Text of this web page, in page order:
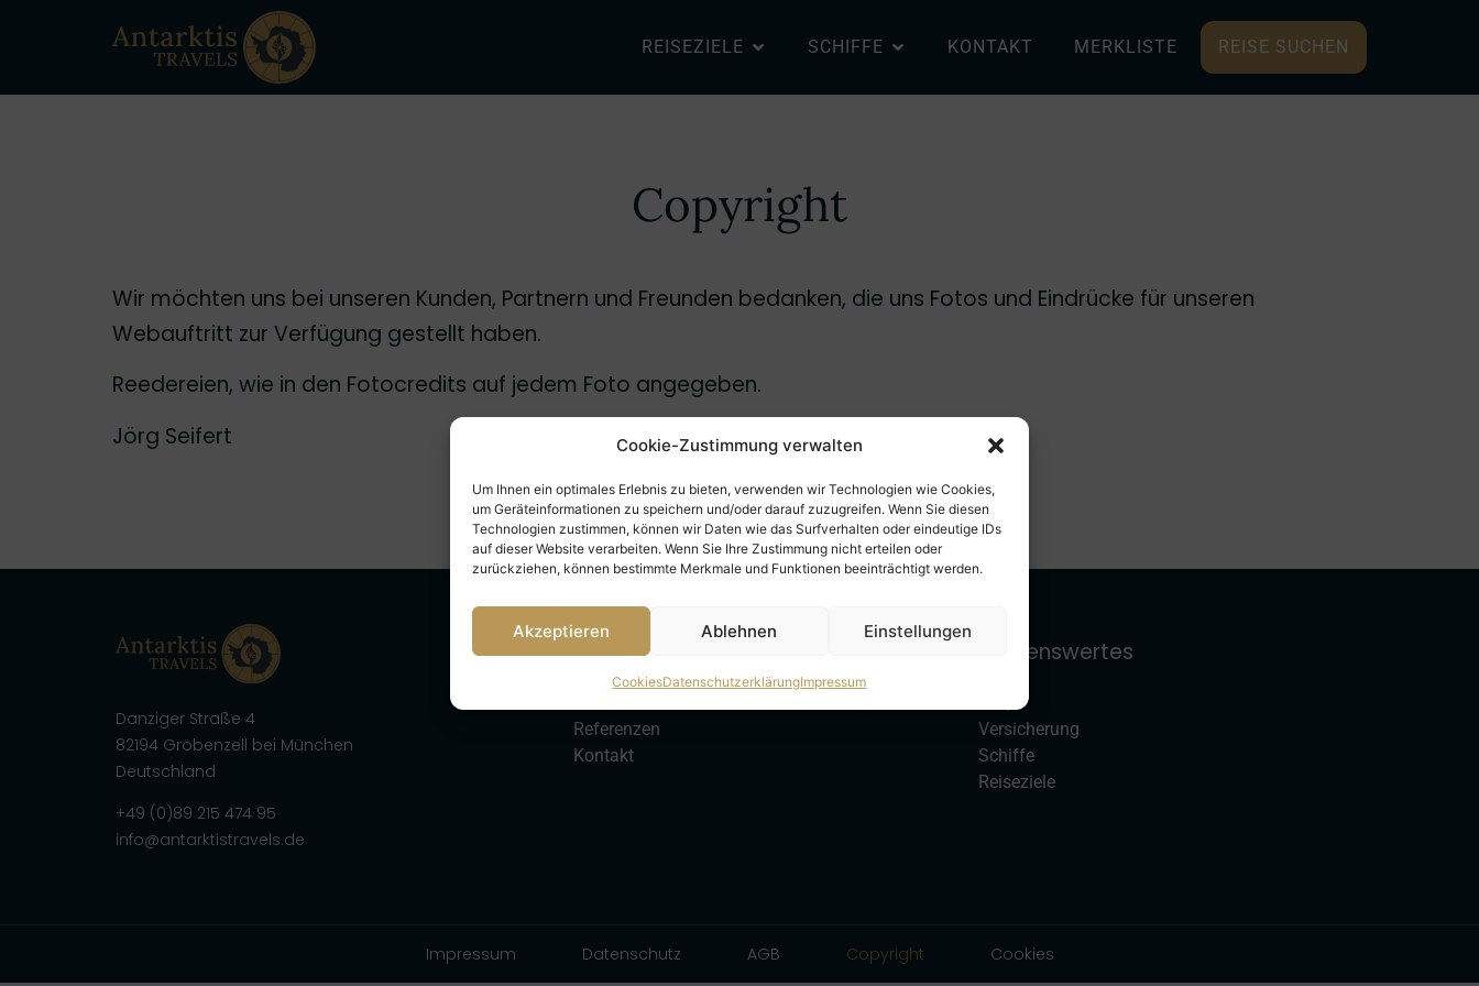
Cookie-Zustimmung verwalten
Um Ihnen ein optimales Erlebnis zu bieten, verwenden wir Technologien wie Cookies,
um Geräteinformationen zu speichern und/oder darauf zuzugreifen. Wenn Sie diesen
Technologien zustimmen, können wir Daten wie das Surfverhalten oder eindeutige IDs
auf dieser Website verarbeiten. Wenn Sie Ihre Zustimmung nicht erteilen oder
zurückziehen, können bestimmte Merkmale und Funktionen beeinträchtigt werden.
Akzeptieren Ablehnen Einstellungen
CookiesDatenschutzerklärungImpressum
REISEZIELE SCHIFFE KONTAKT MERKLISTE REISE SUCHEN
Copyright
Wir möchten uns bei unseren Kunden, Partnern und Freunden bedanken, die uns Fotos und Eindrücke für unseren
Webauftritt zur Verfügung gestellt haben.
Reedereien, wie in den Fotocredits auf jedem Foto angegeben.
Jörg Seifert
Danziger Straße 4
82194 Gröbenzell bei München
Deutschland
+49 (0)89 215 474 95
info@antarktistravels.de
Unternehmen
Referenzen
Kontakt
Wissenswertes
Versicherung
Schiffe
Reiseziele
Impressum Datenschutz AGB Copyright Cookies